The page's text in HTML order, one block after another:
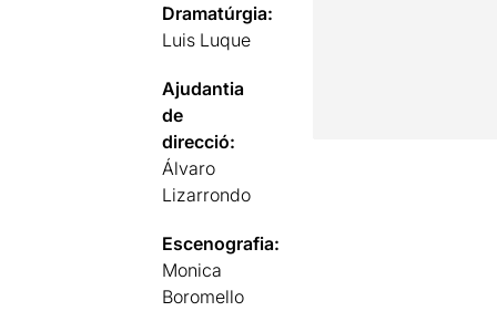
Dramatúrgia:
Luis Luque
Ajudantia
de
direcció:
Álvaro
Lizarrondo
Escenografia:
Monica
Boromello